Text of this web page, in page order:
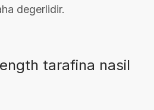
degerlidir.
tarafina nasil